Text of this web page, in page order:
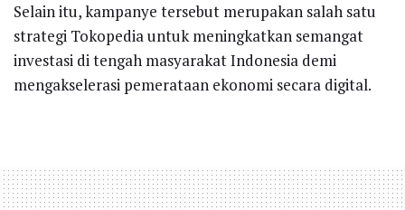
Selain itu, kampanye tersebut merupakan salah satu
strategi Tokopedia untuk meningkatkan semangat
investasi di tengah masyarakat Indonesia demi
mengakselerasi pemerataan ekonomi secara digital.